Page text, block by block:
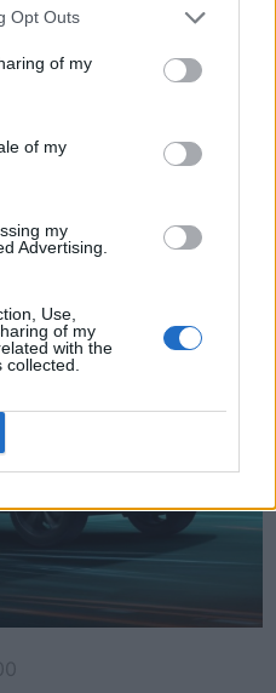
Opt Outs
of my
of my
my
Advertising.
Use,
of my
with the